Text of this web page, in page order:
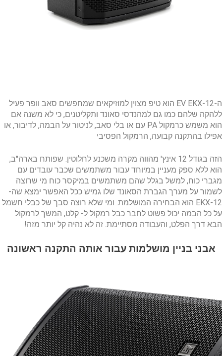
ה-EV EKX-12 הוא טיפ מצוין למוזיקאים שמחפשים סאב וופר פעיל
ללהקה שלהם כמו גם למהנדסי סאונד ותקליטנים, כי לא משנה אם
הוא משמש כרמקול PA עם או בלי סאב, לניטור על הבמה, לדיבור, או
אפילו בהתקנה קבועה, הרמקול הפסיבי
הזה בגודל 12 אינץ' מהווה מקרה משכנע לחלוטין. שפותח בארה"ב,
הוא ללא ספק מעניין במיוחד עבור משתמשים שכבר עובדים עם
מגברי כוח, למשל בגלל שהם משתמשים במיקסר כוח מי שרוצה
לשמור על מערך הגברת הסאונד שלו גמיש ככל האפשר ימצא שה-
EKX-12 הוא הבחירה המושלמת. ומי שלא רוצה סבך של כבלי חשמל
על כל הבמה יכול פשוט לחבר כבל רמקול ל- קלט, המשך לרמקול
הבא דרך הפלט, והעבודה מסתיימת. זה לא נהיה קל יותר מזה!
אבני בניין מושלמות עבור אותה התקנה ראשונה